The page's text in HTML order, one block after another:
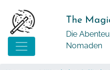
zum
Inhalt
The
Die
Nomaden